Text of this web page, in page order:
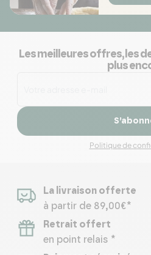
Les meilleures offres, les
plus
Politique de
La livraison offerte
à partir de 89,00€*
Retrait offert
en point relais *